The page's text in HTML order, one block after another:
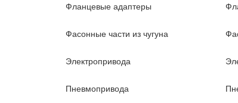
Фланцевые адаптеры
Фасонные части из чугуна
Электропривода
Пневмопривода